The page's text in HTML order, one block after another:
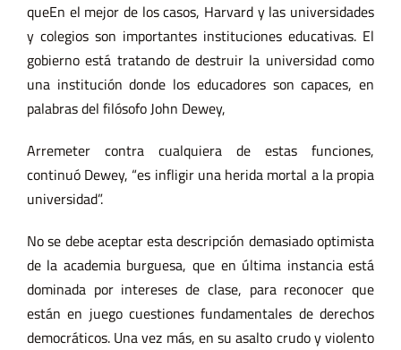
queEn el mejor de los casos, Harvard y las universidades
y colegios son importantes instituciones educativas. El
gobierno está tratando de destruir la universidad como
una institución donde los educadores son capaces, en
palabras del filósofo John Dewey,
Arremeter contra cualquiera de estas funciones,
continuó Dewey, “es infligir una herida mortal a la propia
universidad”.
No se debe aceptar esta descripción demasiado optimista
de la academia burguesa, que en última instancia está
dominada por intereses de clase, para reconocer que
están en juego cuestiones fundamentales de derechos
democráticos. Una vez más, en su asalto crudo y violento